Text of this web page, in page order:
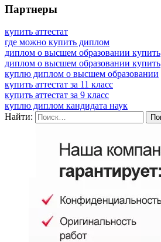
Партнеры
купить аттестат
где можно купить диплом
диплом о высшем образовании купить
диплом о высшем образовании купить
куплю диплом о высшем образовании
купить аттестат за 11 класс
купить аттестат за 9 класс
куплю диплом кандидата наук
Найти: